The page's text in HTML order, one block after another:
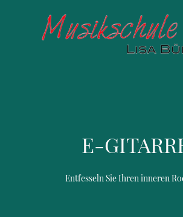
E-
Entfesseln Sie Ihren inneren